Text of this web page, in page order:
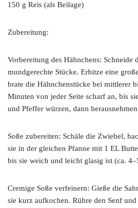
150 g Reis (als Beilage)
Zubereitung:
Vorbereitung des Hähnchens: Schneide
mundgerechte Stücke. Erhitze eine
brate die Hähnchenstücke bei mittlerer
Minuten von jeder Seite scharf an, bis
und Pfeffer würzen, dann
Soße zubereiten: Schäle die Zwiebel,
sie in der gleichen Pfanne mit 1 EL
bis sie weich und leicht glasig ist (ca.
Cremige Soße verfeinern: Gieße die
sie kurz aufkochen. Rühre den Senf